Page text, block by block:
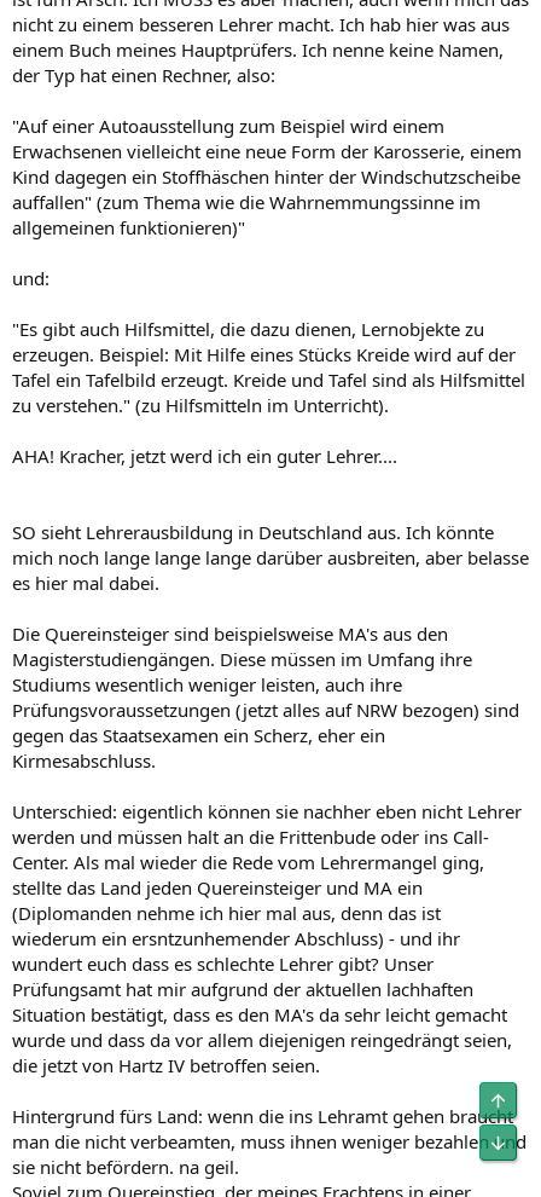
nicht zu einem besseren Lehrer macht. Ich hab hier was aus
einem Buch meines Hauptprüfers. Ich nenne keine Namen,
der Typ hat einen Rechner, also:
"Auf einer Autoausstellung zum Beispiel wird einem
Erwachsenen vielleicht eine neue Form der Karosserie, einem
Kind dagegen ein Stoffhäschen hinter der Windschutzscheibe
auffallen" (zum Thema wie die Wahrnemmungssinne im
allgemeinen funktionieren)"
und:
"Es gibt auch Hilfsmittel, die dazu dienen, Lernobjekte zu
erzeugen. Beispiel: Mit Hilfe eines Stücks Kreide wird auf der
Tafel ein Tafelbild erzeugt. Kreide und Tafel sind als Hilfsmittel
zu verstehen." (zu Hilfsmitteln im Unterricht).
AHA! Kracher, jetzt werd ich ein guter Lehrer....
SO sieht Lehrerausbildung in Deutschland aus. Ich könnte
mich noch lange lange lange darüber ausbreiten, aber belasse
es hier mal dabei.
Die Quereinsteiger sind beispielsweise MA's aus den
Magisterstudiengängen. Diese müssen im Umfang ihre
Studiums wesentlich weniger leisten, auch ihre
Prüfungsvoraussetzungen (jetzt alles auf NRW bezogen) sind
gegen das Staatsexamen ein Scherz, eher ein
Kirmesabschluss.
Unterschied: eigentlich können sie nachher eben nicht Lehrer
werden und müssen halt an die Frittenbude oder ins Call-
Center. Als mal wieder die Rede vom Lehrermangel ging,
stellte das Land jeden Quereinsteiger und MA ein
(Diplomanden nehme ich hier mal aus, denn das ist
wiederum ein ersntzunhemender Abschluss) - und ihr
wundert euch dass es schlechte Lehrer gibt? Unser
Prüfungsamt hat mir aufgrund der aktuellen lachhaften
Situation bestätigt, dass es den MA's da sehr leicht gemacht
wurde und dass da vor allem diejenigen reingedrängt seien,
die jetzt von Hartz IV betroffen seien.
Hintergrund fürs Land: wenn die ins Lehramt gehen braucht
man die nicht verbeamten, muss ihnen weniger bezahlen und
sie nicht befördern. na geil.
Soviel zum Quereinstieg, der meines Erachtens in einer